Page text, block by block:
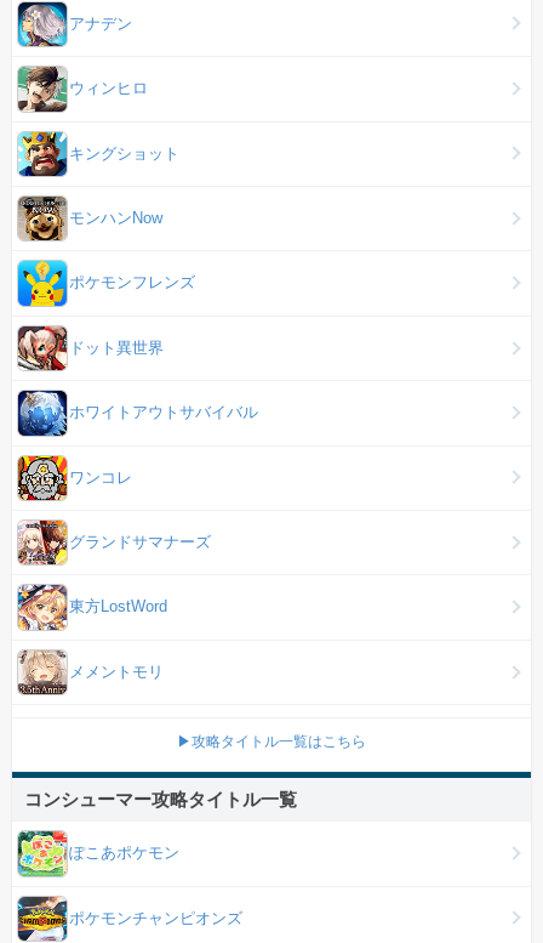
アナデン
ウィンヒロ
キングショット
モンハンNow
ポケモンフレンズ
ドット異世界
ホワイトアウトサバイバル
ワンコレ
グランドサマナーズ
東方LostWord
メメントモリ
▶攻略タイトル一覧はこちら
コンシューマー攻略タイトル一覧
ぽこあポケモン
ポケモンチャンピオンズ